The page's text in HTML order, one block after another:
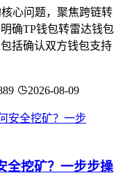
心问题，聚焦跨链转
确TP钱包转雷达钱包
括确认双方钱包支持
2026-08-09
全挖矿？一步步操